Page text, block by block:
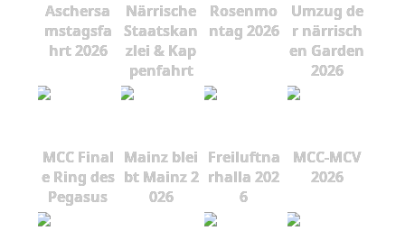
Aschersa
mstagsfa
hrt 2026
Närrische
Staatskan
zlei & Kap
penfahrt
Rosenmo
ntag 2026
Umzug de
r närrisch
en Garden
2026
MCC Final
e Ring des
Pegasus
Mainz blei
bt Mainz 2
026
Freiluftna
rhalla 202
6
MCC-MCV
2026